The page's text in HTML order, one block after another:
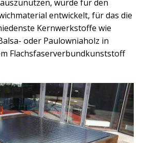
wurde für den
entwickelt, für das die
Kernwerkstoffe wie
oder Paulowniaholz in
Flachsfaserverbundkunststoff